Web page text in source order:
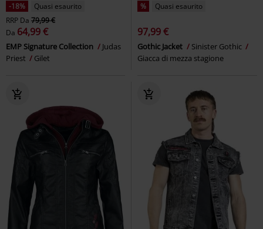
-18%
Quasi esaurito
RRP Da 79,99 €
Da 64,99 €
EMP Signature Collection
Judas
Priest
Gilet
% Quasi esaurito
97,99 €
Gothic Jacket
Sinister Gothic
Giacca di mezza stagione